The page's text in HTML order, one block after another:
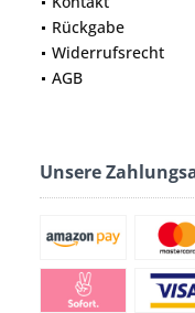
Rückgabe
Widerrufsrecht
AGB
Unsere